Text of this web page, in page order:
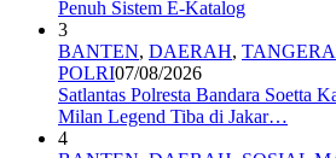
Penuh Sistem E-Katalog
3
BANTEN, DAERAH,
POLRI07/08/2026
Satlantas Polresta Bandara Soetta
Milan Legend Tiba di Jakar…
4